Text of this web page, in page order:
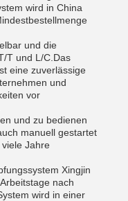
wird in China
und die
T und L/C.Das
eine zuverlässige
und
vor
und zu bedienen
manuell gestartet
Jahre
Xingjin
nach
wird in einer